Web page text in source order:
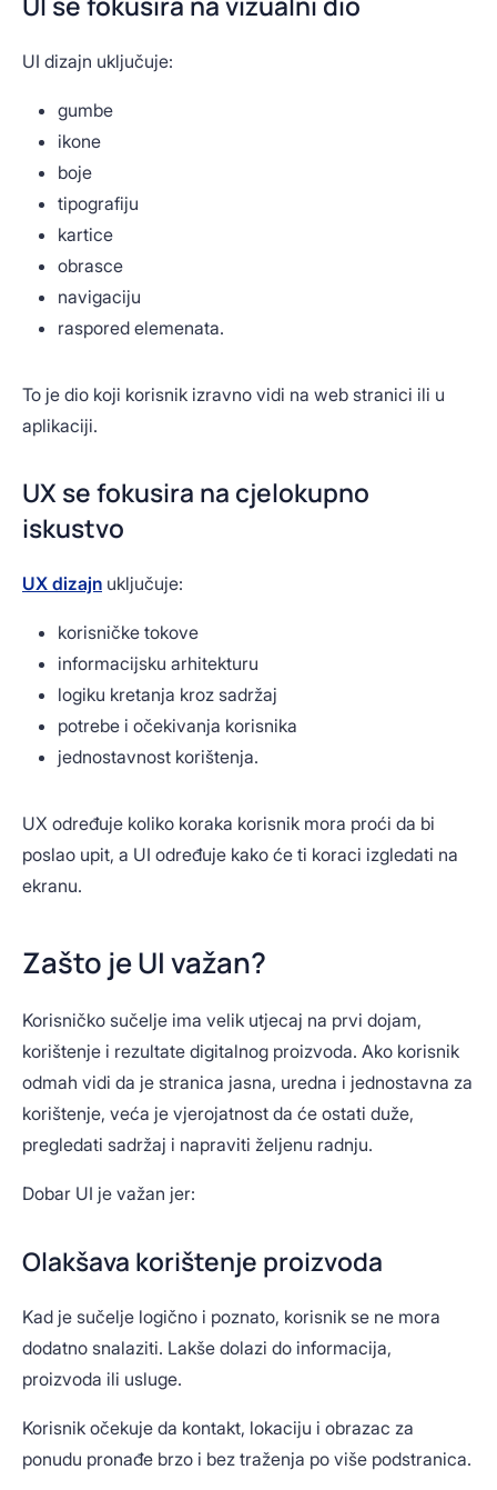
UI dizajn uključuje:
gumbe
ikone
boje
tipografiju
kartice
obrasce
navigaciju
raspored elemenata.
To je dio koji korisnik izravno vidi na web stranici ili u
aplikaciji.
UX se fokusira na cjelokupno
iskustvo
UX dizajn uključuje:
korisničke tokove
informacijsku arhitekturu
logiku kretanja kroz sadržaj
potrebe i očekivanja korisnika
jednostavnost korištenja.
UX određuje koliko koraka korisnik mora proći da bi
poslao upit, a UI određuje kako će ti koraci izgledati na
ekranu.
Zašto je UI važan?
Korisničko sučelje ima velik utjecaj na prvi dojam,
korištenje i rezultate digitalnog proizvoda. Ako korisnik
odmah vidi da je stranica jasna, uredna i jednostavna za
korištenje, veća je vjerojatnost da će ostati duže,
pregledati sadržaj i napraviti željenu radnju.
Dobar UI je važan jer:
Olakšava korištenje proizvoda
Kad je sučelje logično i poznato, korisnik se ne mora
dodatno snalaziti. Lakše dolazi do informacija,
proizvoda ili usluge.
Korisnik očekuje da kontakt, lokaciju i obrazac za
ponudu pronađe brzo i bez traženja po više podstranica.